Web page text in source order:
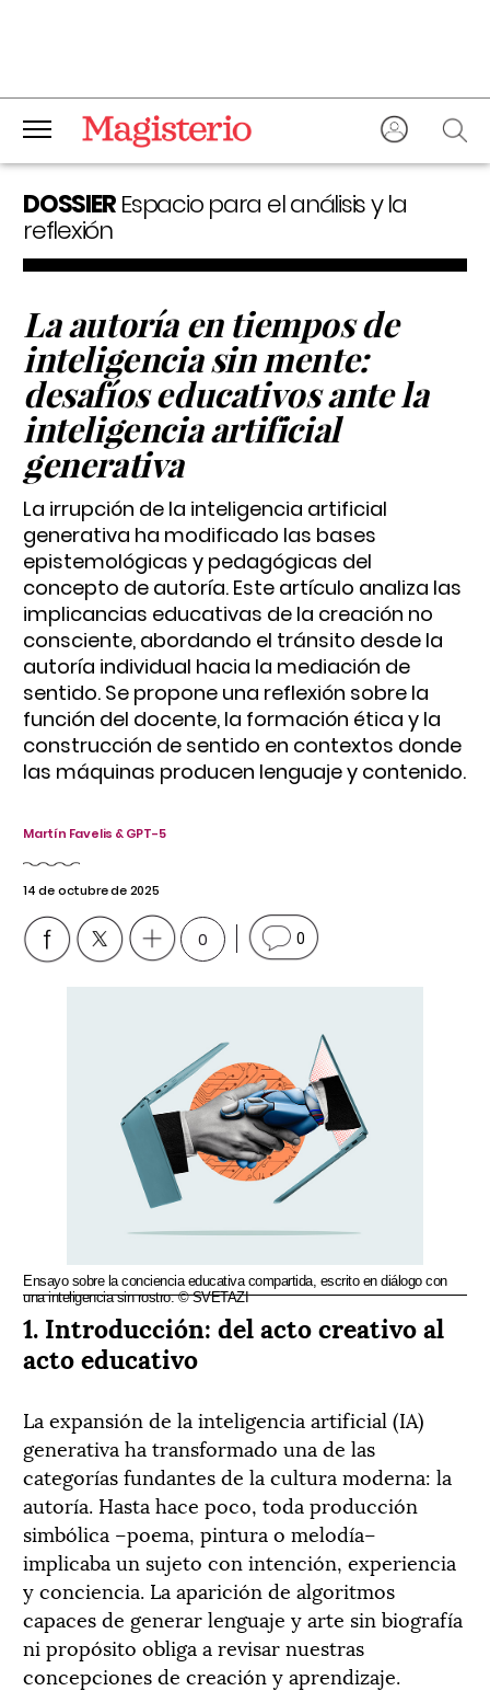
DOSSIEREspacio para el análisis y la
reflexión
La autoría en tiempos de
inteligencia sin mente:
desafíos educativos ante la
inteligencia artificial
generativa
La irrupción de la inteligencia artificial
generativa ha modificado las bases
epistemológicas y pedagógicas del
concepto de autoría. Este artículo analiza las
implicancias educativas de la creación no
consciente, abordando el tránsito desde la
autoría individual hacia la mediación de
sentido. Se propone una reflexión sobre la
función del docente, la formación ética y la
construcción de sentido en contextos donde
las máquinas producen lenguaje y contenido.
Martín Favelis & GPT-5
14 de octubre de 2025
0 0
Ensayo sobre la conciencia educativa compartida, escrito en diálogo con
una inteligencia sin rostro. © SVETAZI
1. Introducción: del acto creativo al
acto educativo
La expansión de la inteligencia artificial (IA)
generativa ha transformado una de las
categorías fundantes de la cultura moderna: la
autoría. Hasta hace poco, toda producción
simbólica –poema, pintura o melodía–
implicaba un sujeto con intención, experiencia
y conciencia. La aparición de algoritmos
capaces de generar lenguaje y arte sin biografía
ni propósito obliga a revisar nuestras
concepciones de creación y aprendizaje.